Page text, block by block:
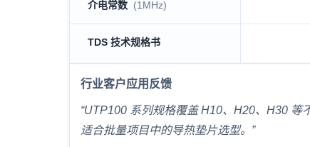
介电常数 (1MHz)
TDS 技术规格书
行业客户应用反馈
“UTP100 系列规格覆盖 H10、H20、H30 等
适合批量项目中的导热垫片选型。”